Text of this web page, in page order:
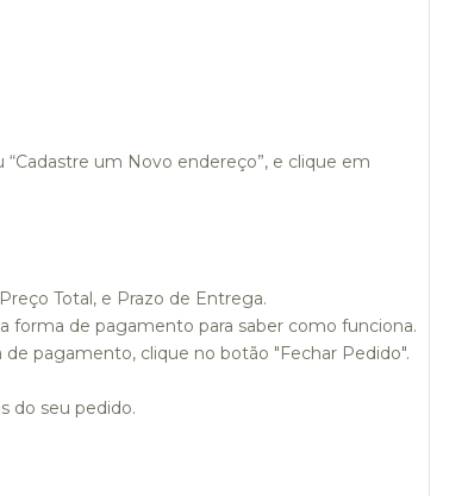
um Novo endereço”, e clique em
Total, e Prazo de Entrega.
forma de pagamento para saber como funciona.
pagamento, clique no botão "Fechar Pedido".
do seu pedido.